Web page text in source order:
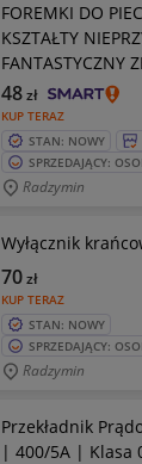
FOREMKI DO
KSZTAŁTY
FANTASTYCZNY
KUP TERAZ
48zł
STAN: NOWY
SPRZEDAJĄCY:
Radzymin
Wyłącznik
KUP TERAZ
70zł
STAN: NOWY
SPRZEDAJĄCY:
Radzymin
Przekładnik
| 400/5A | Klasa